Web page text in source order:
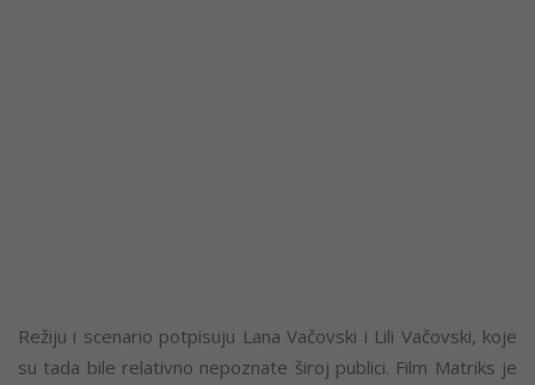
Režiju i scenario potpisuju Lana Vačovski i Lili Vačovski, koje
su tada bile relativno nepoznate široj publici. Film Matriks je